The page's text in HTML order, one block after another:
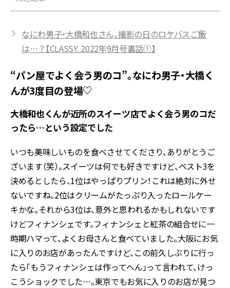
なにわ男子・大橋和也さん、撮影の日のロケバスご飯
は…？【CLASSY. 2022年9月号裏話①】
“パン屋でよく会う男のコ”。なにわ男子・大橋く
んが3度目の登場♡
大橋和也くんが近所のスイーツ店でよく会う男のコだ
ったら…という設定でした
いつも美味しいものを食べさせてくださり、ありがとうご
ざいます（笑）。スイーツは何でも好きですけど、ベスト3を
決めるとしたら、1位はやっぱりプリン！これは絶対に外せ
ないですね。2位はクリームがたっぷり入ったロールケー
キかな。それから3位は、意外と思われるかもしれないです
けどフィナンシェです。フィナンシェと紅茶の組合せに一
時期ハマって、よくお母さんと食べていました。大阪にお気
に入りのお店があったんですけど、この前久しぶりに行っ
たら「もうフィナンシェは作ってへん」って言われて、けっ
こうショックでした…。東京でもお気に入りのお店が見つ